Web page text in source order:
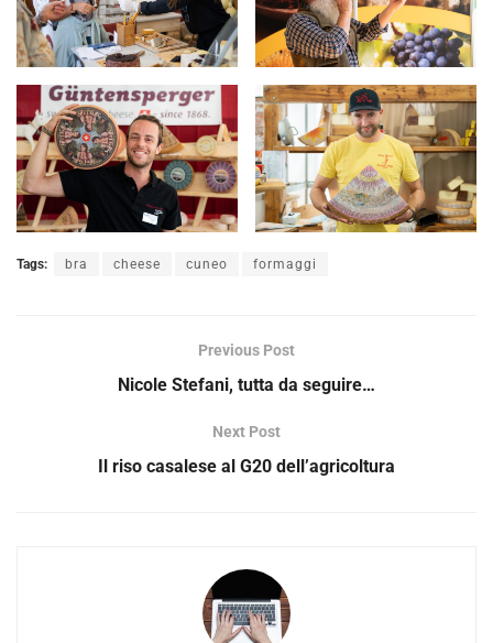
Tags: bra cheese cuneo formaggi
Previous Post
Nicole Stefani, tutta da seguire…
Next Post
Il riso casalese al G20 dell’agricoltura